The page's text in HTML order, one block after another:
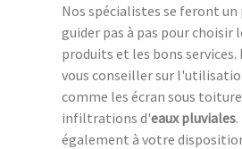
Nos spécialistes se feront un
guider pas à pas pour choisir
produits et les bons services.
vous conseiller sur
comme les écran sous
infiltrations d'eaux pluviales
également à votre